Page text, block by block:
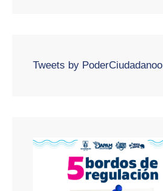
Tweets by PoderCiudadanoo